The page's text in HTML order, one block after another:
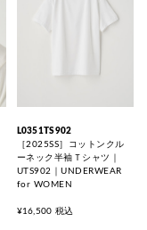
L0351TS902
［2025SS］コットンクル
ーネック半袖Ｔシャツ｜
UTS902｜UNDERWEAR
for WOMEN
¥16,500 税込